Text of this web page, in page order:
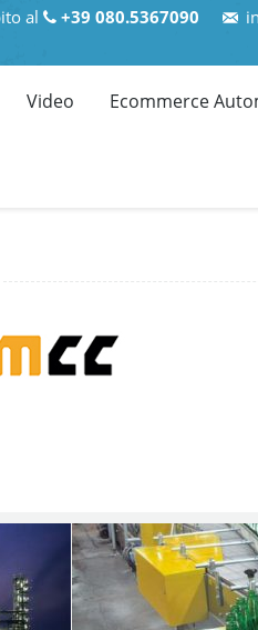
al +39 080.5367090
Video Ecommerce